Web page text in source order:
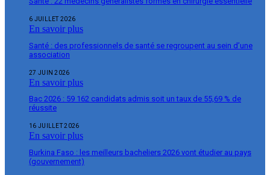
6 JUILLET 2026
En savoir plus
Santé : des professionnels de santé se regroupent au sein d’une
association
27 JUIN 2026
En savoir plus
Bac 2026 : 59 162 candidats admis soit un taux de 55,69 % de
réussite
16 JUILLET 2026
En savoir plus
Burkina Faso : les meilleurs bacheliers 2026 vont étudier au pays
(gouvernement)